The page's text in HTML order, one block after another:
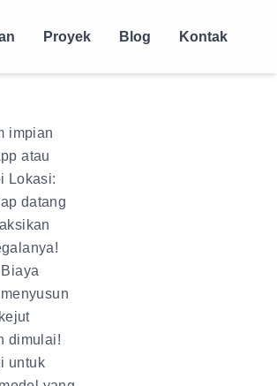
Proyek Blog Kontak
impian
atau
Lokasi:
datang
dimulai!
untuk